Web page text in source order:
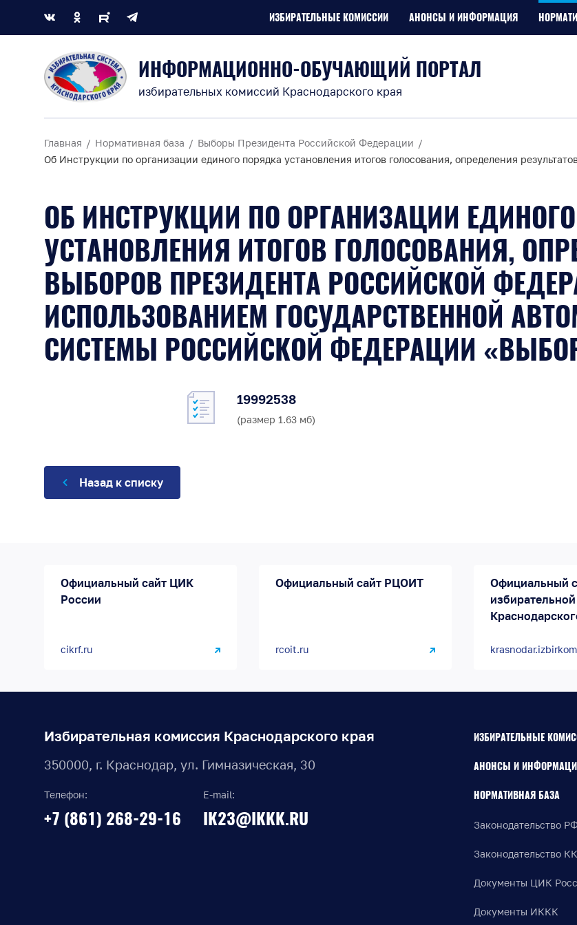
ИЗБИРАТЕЛЬНЫЕ КОМИССИИ АНОНСЫ И ИНФОРМАЦИЯ
ИНФОРМАЦИОННО-ОБУЧАЮЩИЙ ПОРТАЛ
избирательных комиссий Краснодарского края
Главная Нормативная база
Выборы Президента Российской Федерации
Об Инструкции по организации единого порядка установления итогов голосования, определения
ОБ ИНСТРУКЦИИ ПО ОРГАНИЗАЦИИ
УСТАНОВЛЕНИЯ ИТОГОВ ГОЛОСОВАНИЯ,
ВЫБОРОВ ПРЕЗИДЕНТА РОССИЙСКОЙ
ИСПОЛЬЗОВАНИЕМ ГОСУДАРСТВЕННОЙ
СИСТЕМЫ РОССИЙСКОЙ ФЕДЕРАЦИИ
19992538
(размер 1.63 мб)
Назад к списку
Официальный сайт ЦИК
России
cikrf.ru
Официальный сайт РЦОИТ
rcoit.ru
Официальный
Избирательная комиссия Краснодарского края
350000, г. Краснодар, ул. Гимназическая, 30
Телефон:
+7 (861) 268-29-16
E-mail:
IK23@IKKK.RU
ИЗБИРАТЕЛЬНЫЕ
АНОНСЫ И
НОРМАТИВНАЯ БАЗА
Законодательство
Законодательство КК
Документы ЦИК
Документы ИККК